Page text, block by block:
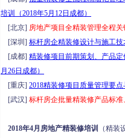
培训（2018年5月12日成都）
[北京] 房地产项目全精装管理全程
[深圳] 标杆房企精装修设计与施工
[成都] 精装修项目前期策划、产品
月26日成都）
[重庆] 2018精装修项目质量管理要
[武汉] 标杆房企批量精装修产品标
2018年4月房地产精装修培训
（精